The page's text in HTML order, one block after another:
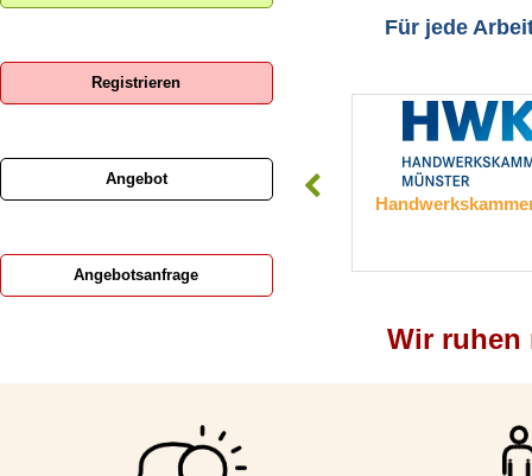
Für jede
Ronge GmbH
Wir ruhen
Registrieren
Angebot
Angebotsanfrage